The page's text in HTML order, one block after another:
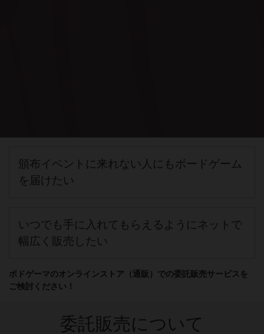
頒布イベントに来れない人にもボードゲーム
を届けたい
いつでも手に入れてもらえるようにネットで
幅広く販売したい
ボドゲーマのオンラインストア（通販）での委託販売サービスを
ご検討ください！
委託販売について